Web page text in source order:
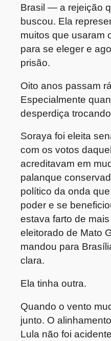
Brasil — a rejeição
buscou. Ela
muitos que usaram
para se eleger e
prisão.
Oito anos passam
Especialmente
desperdiça
Soraya foi eleita
com os votos
acreditavam em
palanque
político da onda
poder e se
estava farto de
eleitorado de Mato
mandou para
clara.
Ela tinha outra.
Quando o vento
junto. O
Lula não foi